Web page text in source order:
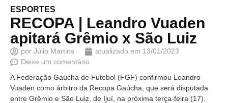
ESPORTES
RECOPA | Leandro Vuaden
apitará Grêmio x São Luiz
por Júlio Martins atualizado em 13/01/2023
Deixe um comentário
A Federação Gaúcha de Futebol (FGF) confirmou Leandro
Vuaden como árbitro da Recopa Gaúcha, que será disputada
entre Grêmio e São Luiz, de Ijuí, na próxima terça-feira (17).